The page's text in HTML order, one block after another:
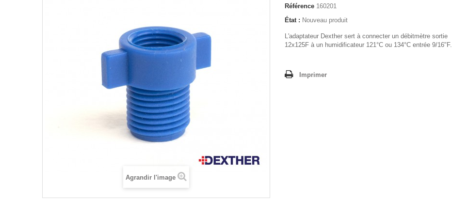
Agrandir l'image
Référence 160201
État : Nouveau produit
L'adaptateur Dexther sert à connecter un débitmètre sortie
12x125F à un humidificateur 121°C ou 134°C entrée 9/16"F.
Imprimer